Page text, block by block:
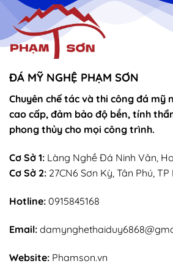
ĐÁ MỸ NGHỆ PHẠM SƠN
Chuyên chế tác và thi công đá mỹ
cao cấp, đảm bảo độ bền, tính
phong thủy cho mọi công trình.
Cơ Sở 1: Làng Nghề Đá Ninh Vân,
Cơ Sở 2: 27CN6 Sơn Kỳ, Tân Phú, TP
Hotline: 0915845168
Email:
Website: Phamson.vn